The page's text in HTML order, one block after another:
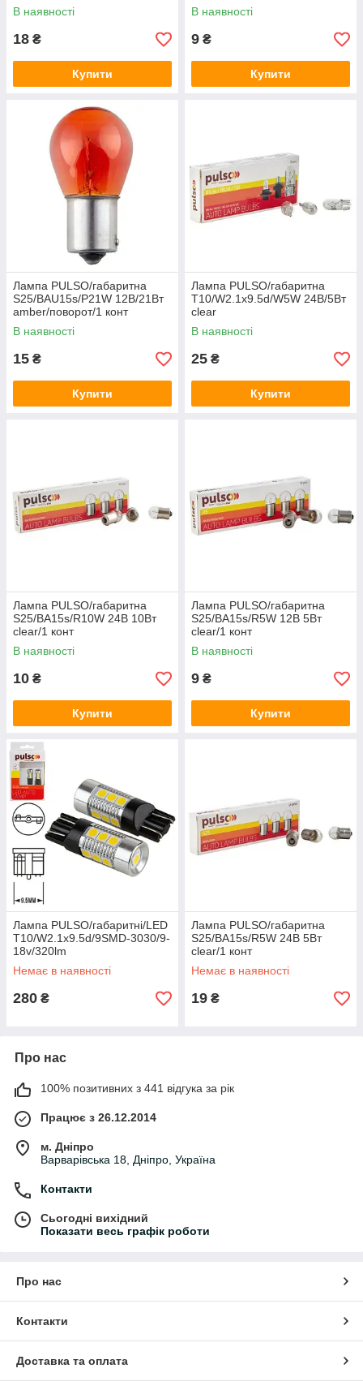
В наявності
18 ₴
Купити
В наявності
9 ₴
Купити
Лампа PULSO/габаритна
S25/BAU15s/P21W 12В/21Вт
amber/поворот/1 конт
В наявності
15 ₴
Купити
Лампа PULSO/габаритна
T10/W2.1x9.5d/W5W 24В/5Вт
clear
В наявності
25 ₴
Купити
Лампа PULSO/габаритна
S25/BA15s/R10W 24В 10Вт
clear/1 конт
В наявності
10 ₴
Купити
Лампа PULSO/габаритна
S25/BA15s/R5W 12В 5Вт
clear/1 конт
В наявності
9 ₴
Купити
Лампа PULSO/габаритні/LED
T10/W2.1x9.5d/9SMD-3030/9-
18v/320lm
Немає в наявності
280 ₴
Лампа PULSO/габаритна
S25/BA15s/R5W 24В 5Вт
clear/1 конт
Немає в наявності
19 ₴
Про нас
100% позитивних з 441 відгука за рік
Працює з 26.12.2014
м. Дніпро
Варварівська 18, Дніпро, Україна
Контакти
Сьогодні вихідний
Показати весь графік роботи
Про нас
Контакти
Доставка та оплата